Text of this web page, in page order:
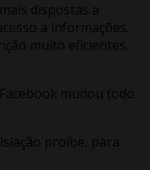
dispostas a
a informações.
muito eficientes.
mudou todo
proíbe, para